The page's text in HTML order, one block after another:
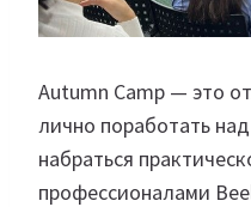
Autumn Camp — это
лично поработать
набраться
профессионалами